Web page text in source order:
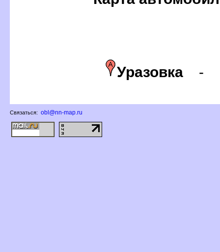
Уразовка -
Связаться: obl@nn-map.ru